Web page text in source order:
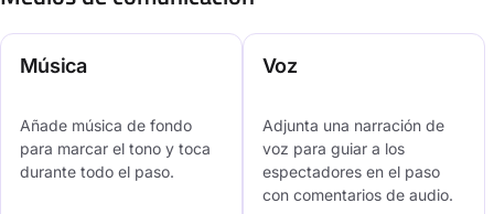
Música
Añade música de fondo
para marcar el tono y toca
durante todo el paso.
Voz
Adjunta una narración de
voz para guiar a los
espectadores en el paso
con comentarios de audio.